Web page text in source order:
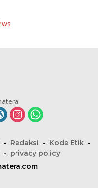
Redaksi
Kode Etik
privacy policy